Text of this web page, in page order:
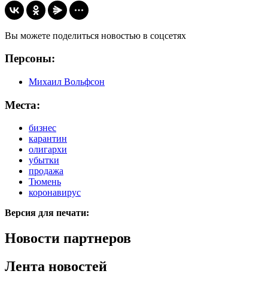
Вы можете поделиться новостью в соцсетях
Персоны:
Михаил Вольфсон
Места:
бизнес
карантин
олигархи
убытки
продажа
Тюмень
коронавирус
Версия для печати:
Новости партнеров
Лента новостей